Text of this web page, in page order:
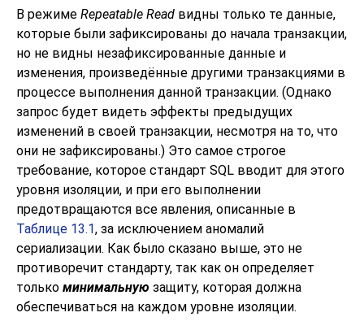
В режиме Repeatable Read видны только те данные,
которые были зафиксированы до начала транзакции,
но не видны незафиксированные данные и
изменения, произведённые другими транзакциями в
процессе выполнения данной транзакции. (Однако
запрос будет видеть эффекты предыдущих
изменений в своей транзакции, несмотря на то, что
они не зафиксированы.) Это самое строгое
требование, которое стандарт SQL вводит для этого
уровня изоляции, и при его выполнении
предотвращаются все явления, описанные в
Таблице 13.1, за исключением аномалий
сериализации. Как было сказано выше, это не
противоречит стандарту, так как он определяет
только минимальную защиту, которая должна
обеспечиваться на каждом уровне изоляции.